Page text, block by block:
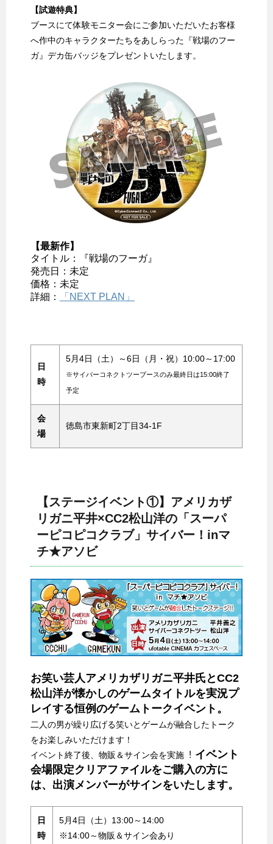
【試遊特典】
ブースにて体験モニター会にご参加いただいたお客様
へ作中のキャラクターたちをあしらった『戦場のフー
ガ』デカ缶バッジをプレゼントいたします。
【最新作】
タイトル：『戦場のフーガ』
発売日：未定
価格：未定
詳細：
「NEXT PLAN」
日
時
5月4日（土）～6日（月・祝）10:00～17:00
※サイバーコネクトツーブースのみ最終日は15:00終了
予定
会
場
徳島市東新町2丁目34-1F
【ステージイベント①】アメリカザ
リガニ平井×CC2松山洋の「スーパ
ーピコピコクラブ」サイバー！inマ
チ★アソビ
お笑い芸人アメリカザリガニ平井氏とCC2
松山洋が懐かしのゲームタイトルを実況プ
レイする恒例のゲームトークイベント。
二人の男が繰り広げる笑いとゲームが融合したトーク
をお楽しみいただけます！
イベント終了後、物販＆サイン会を実施︕ イベント
会場限定クリアファイルをご購⼊の⽅に
は、出演メンバーがサインをいたします。
日
時
5月4日（土）13:00～14:00
※14:00～物販＆サイン会あり